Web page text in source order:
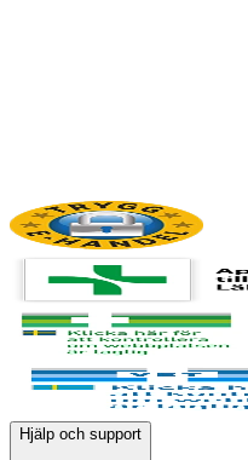
Hjälp och support